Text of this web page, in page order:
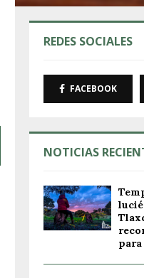
REDES SOCIALES
FACEBOOK
NOTICIAS